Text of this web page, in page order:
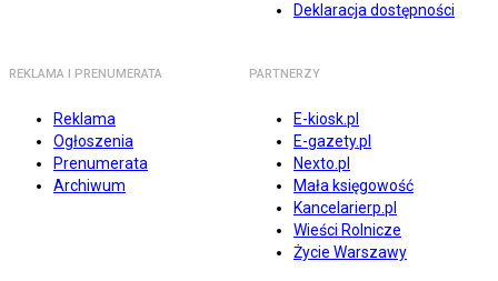
Deklaracja dostępności
REKLAMA I PRENUMERATA
Reklama
Ogłoszenia
Prenumerata
Archiwum
PARTNERZY
E-kiosk.pl
E-gazety.pl
Nexto.pl
Mała księgowość
Kancelarierp.pl
Wieści Rolnicze
Życie Warszawy